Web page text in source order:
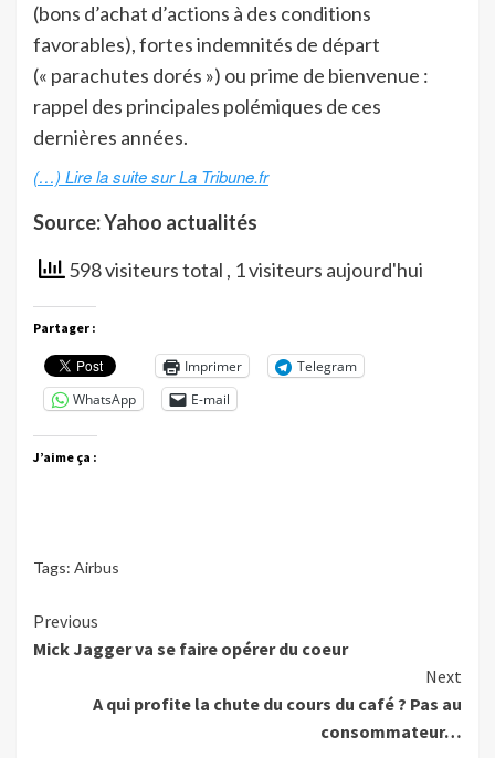
(bons d’achat d’actions à des conditions
favorables), fortes indemnités de départ
(« parachutes dorés ») ou prime de bienvenue :
rappel des principales polémiques de ces
dernières années.
(…) Lire la suite sur La Tribune.fr
Source: Yahoo actualités
598 visiteurs total , 1 visiteurs aujourd'hui
Partager :
Imprimer
Telegram
WhatsApp
E-mail
J’aime ça :
Tags: Airbus
Continue
Reading
Previous
Mick Jagger va se faire opérer du coeur
Next
A qui profite la chute du cours du café ? Pas au
consommateur…